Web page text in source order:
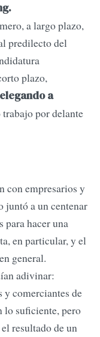
a largo plazo,
predilecto del
plazo,
a
por delante
con empresarios y
juntó a un centenar
para hacer una
en particular, y el
general.
adivinar:
y comerciantes de
lo suficiente, pero
resultado de un